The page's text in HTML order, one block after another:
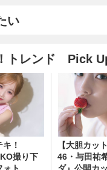
い
トレンド Pick
！
撮り下
【大胆カッ
46・与田祐